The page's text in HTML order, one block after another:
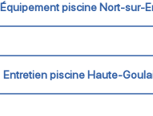
Équipement piscine Nort-sur-
Entretien piscine Haute-